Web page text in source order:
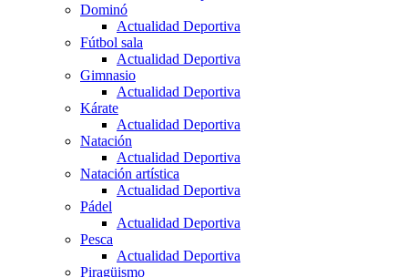
Dominó
Actualidad Deportiva
Fútbol sala
Actualidad Deportiva
Gimnasio
Actualidad Deportiva
Kárate
Actualidad Deportiva
Natación
Actualidad Deportiva
Natación artística
Actualidad Deportiva
Pádel
Actualidad Deportiva
Pesca
Actualidad Deportiva
Piragüismo